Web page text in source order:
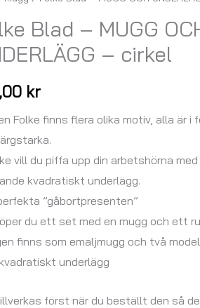
Blad – MUGG
– cirkel
kr
Folke finns flera olika motiv, alla är i
vill du piffa upp din arbetshörna
kvadratiskt underlägg.
”gåbortpresenten”
du ett set med en mugg och ett
finns som emaljmugg och två
underlägg
först när du beställt den så